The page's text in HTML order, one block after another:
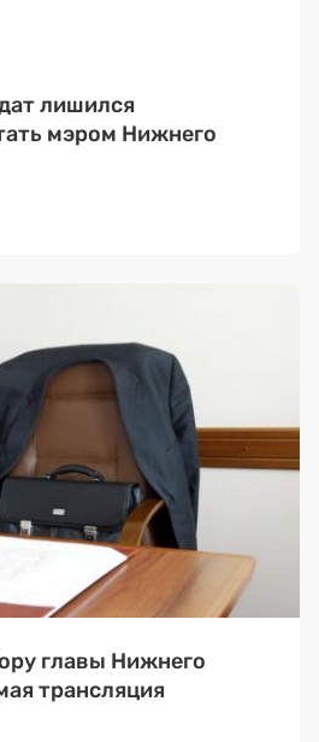
лишился
мэром Нижнего
главы Нижнего
трансляция